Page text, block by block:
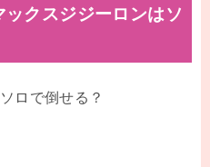
クスジジーロンはソ
ロで倒せる？